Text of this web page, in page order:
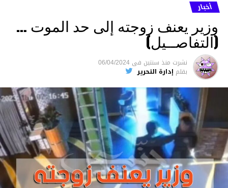
أخبار
وزير يعنف زوجته إلى حد الموت …
(التفاصــيل)
نشرت منذ سنتين فى 06/04/2024
بقلم إدارة التحرير